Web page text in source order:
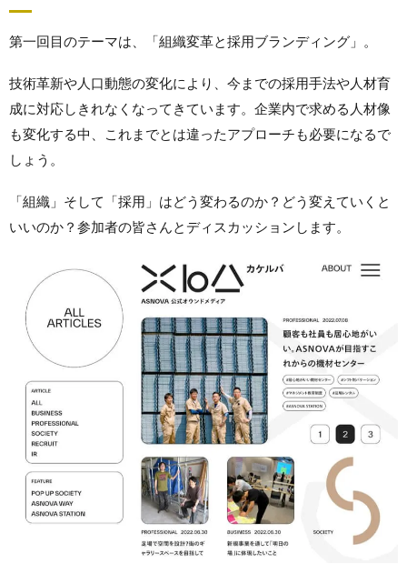
第一回目のテーマは、「組織変革と採用ブランディング」。
技術革新や人口動態の変化により、今までの採用手法や人材育
成に対応しきれなくなってきています。企業内で求める人材像
も変化する中、これまでとは違ったアプローチも必要になるで
しょう。
「組織」そして「採用」はどう変わるのか？どう変えていくと
いいのか？参加者の皆さんとディスカッションします。